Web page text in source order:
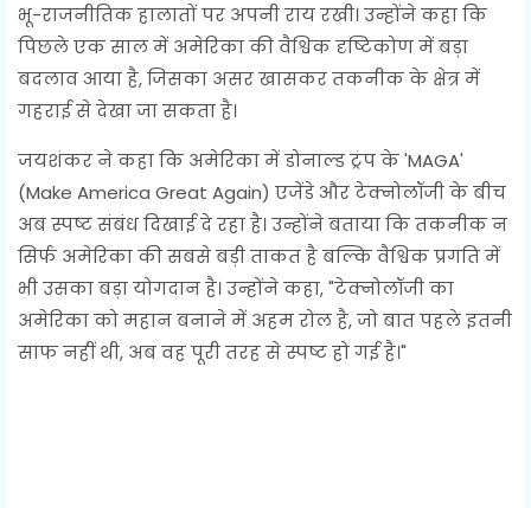
भू-राजनीतिक हालातों पर अपनी राय रखी। उन्होंने कहा कि
पिछले एक साल में अमेरिका की वैश्विक दृष्टिकोण में बड़ा
बदलाव आया है, जिसका असर खासकर तकनीक के क्षेत्र में
गहराई से देखा जा सकता है।
जयशंकर ने कहा कि अमेरिका में डोनाल्ड ट्रंप के 'MAGA'
(Make America Great Again) एजेंडे और टेक्नोलॉजी के बीच
अब स्पष्ट संबंध दिखाई दे रहा है। उन्होंने बताया कि तकनीक न
सिर्फ अमेरिका की सबसे बड़ी ताकत है बल्कि वैश्विक प्रगति में
भी उसका बड़ा योगदान है। उन्होंने कहा, "टेक्नोलॉजी का
अमेरिका को महान बनाने में अहम रोल है, जो बात पहले इतनी
साफ नहीं थी, अब वह पूरी तरह से स्पष्ट हो गई है।"